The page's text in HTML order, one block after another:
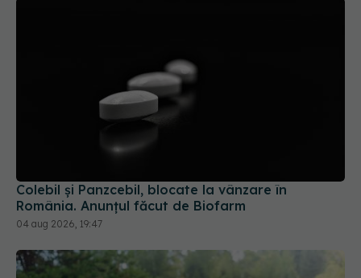
Colebil și Panzcebil, blocate la vânzare în
România. Anunțul făcut de Biofarm
04 aug 2026, 19:47